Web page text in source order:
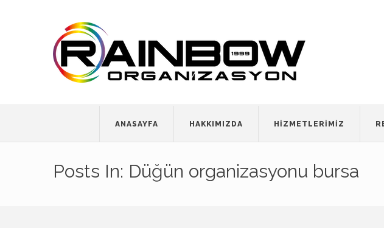
ANASAYFA HAKKIMIZDA HIZMETLERIMIZ
Posts In: Düğün organizasyonu bursa